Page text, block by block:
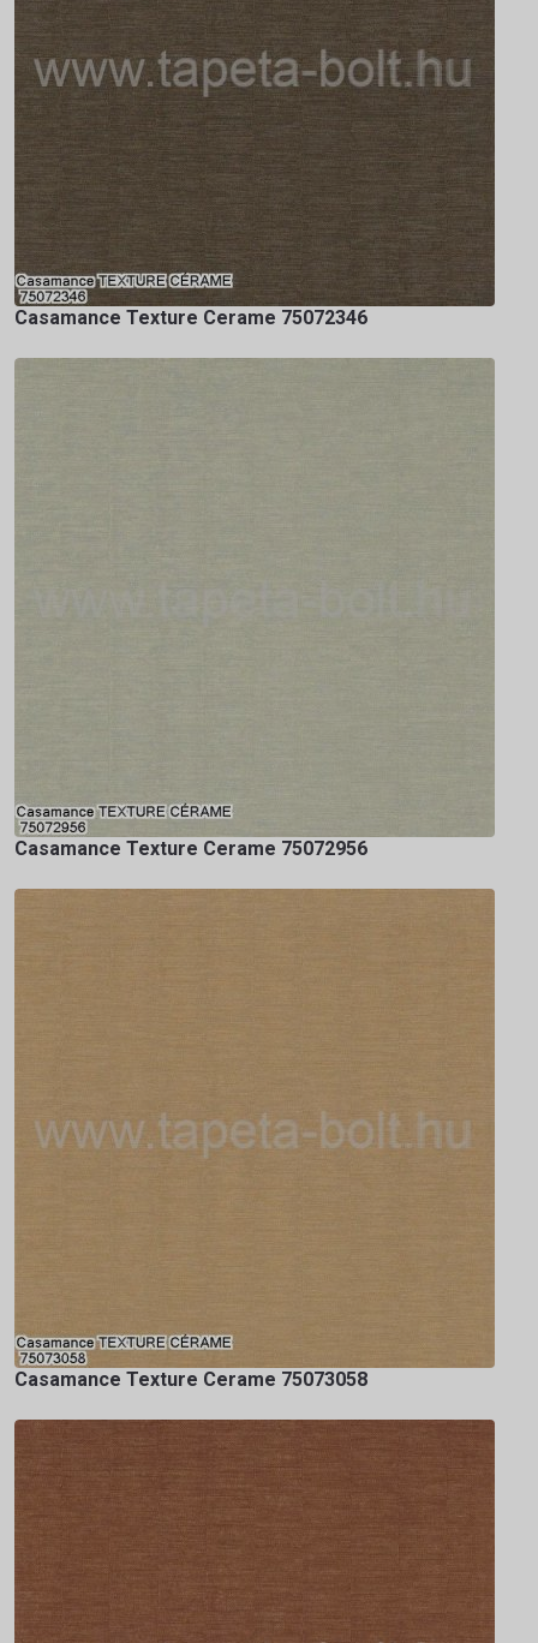
Casamance Texture Cerame 75072346
Casamance Texture Cerame 75072956
Casamance Texture Cerame 75073058